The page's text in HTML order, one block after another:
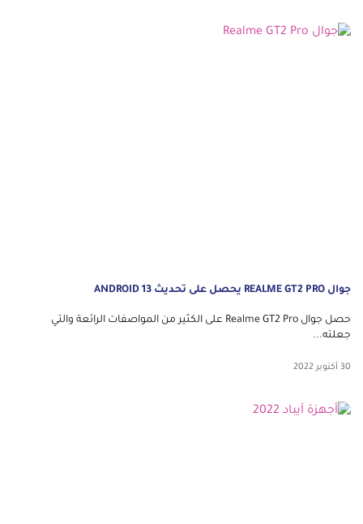
جوال REALME GT2 PRO يحصل على تحديث ANDROID 13
حصل جوال Realme GT2 Pro على الكثير من المواصفات الرائعة والتي
جعلته...
30 أكتوبر 2022